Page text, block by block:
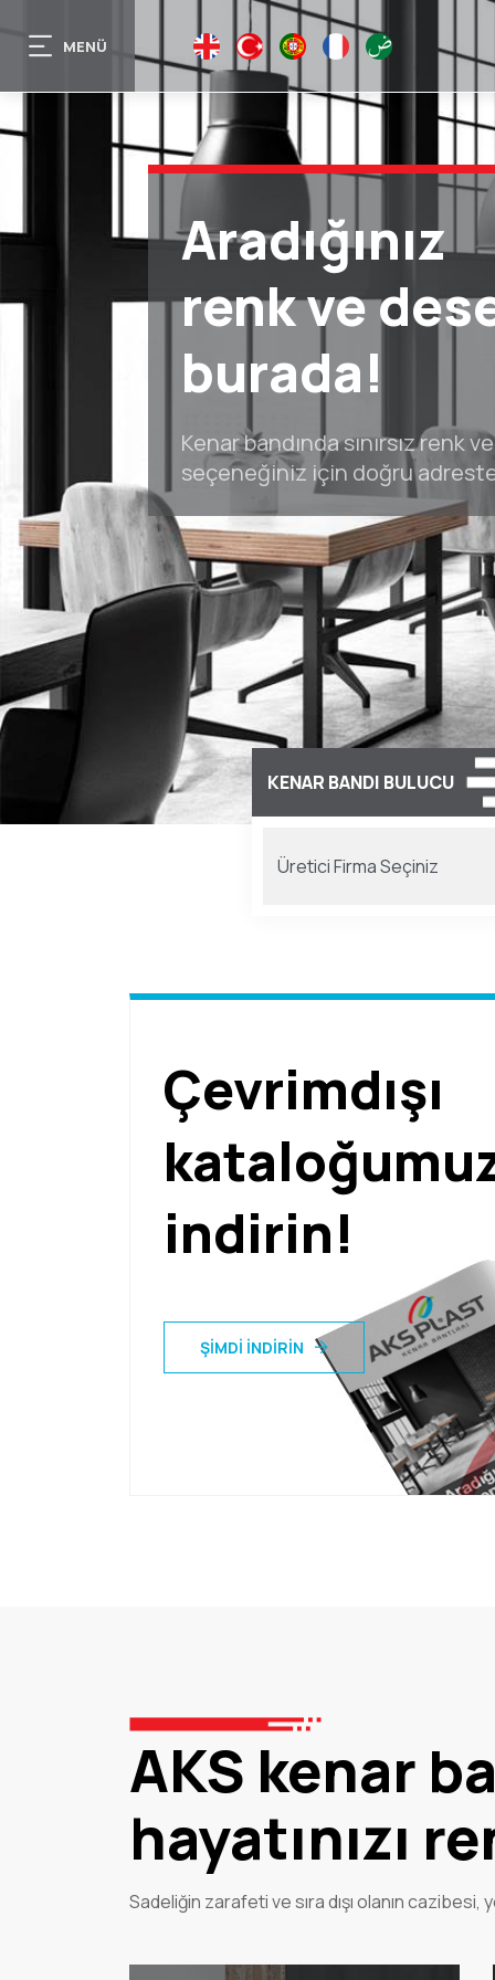
içeriğe
atla
MENÜ EN TR PT FR
Özel
çözüm
ortağınız
Farklı renk ve desenleri size
üretiyoruz.
KENAR BANDI BULUCU
Çevrimdışı
indirin!
ŞIMDI İNDIRIN
AKS kenar
hayatınızı
Sadeliğin zarafeti ve sıra dışı olanın cazibesi,